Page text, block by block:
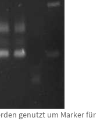
genutzt um Marker für